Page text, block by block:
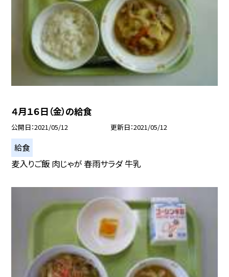
４月１６日（金）の給食
公開日 2021/05/12 更新日 2021/05/12
給食
麦入りご飯 肉じゃが 春雨サラダ 牛乳